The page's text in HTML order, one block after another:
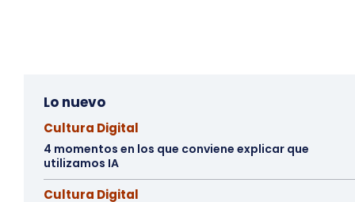
Lo nuevo
Cultura Digital
4 momentos en los que conviene explicar que
utilizamos IA
Cultura Digital